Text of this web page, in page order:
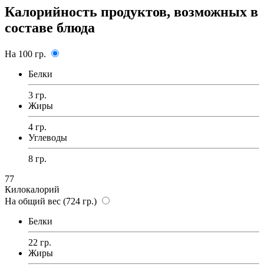
Калорийность продуктов, возможных в
составе блюда
На 100 гр.
Белки
3 гр.
Жиры
4 гр.
Углеводы
8 гр.
77
Килокалорий
На общий вес (724 гр.)
Белки
22 гр.
Жиры